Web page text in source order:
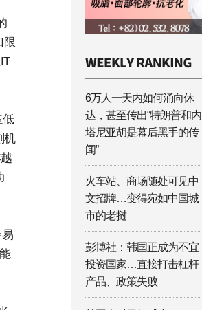
限
低
机
6万人一天内如何涌向休
达，甚至传出“特朗普和内
塔尼亚胡是幕后黑手的传
闻”
火车站、商场随处可见中
文招牌…变得宛如中国城
市的老挝
彭博社：韩国正成为不宜
投资国家…直接打击杠杆
产品、政策失败